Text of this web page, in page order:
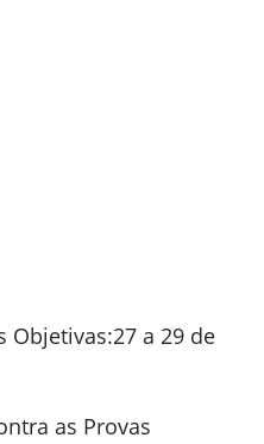
Objetivas:27 a 29 de
as Provas